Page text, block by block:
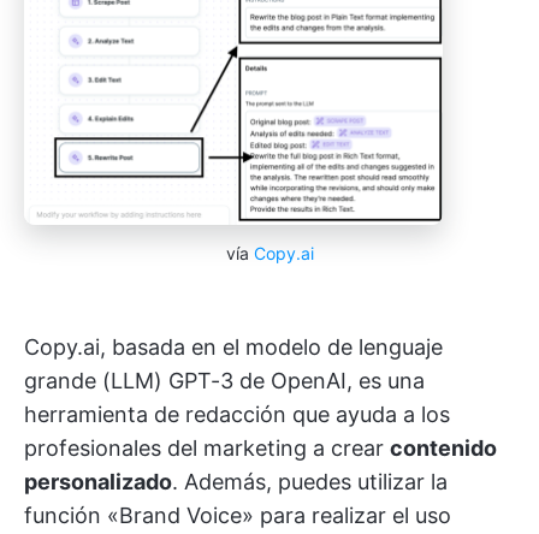
vía Copy.ai
Copy.ai, basada en el modelo de lenguaje
grande (LLM) GPT-3 de OpenAI, es una
herramienta de redacción que ayuda a los
profesionales del marketing a crear contenido
personalizado. Además, puedes utilizar la
función «Brand Voice» para realizar el uso